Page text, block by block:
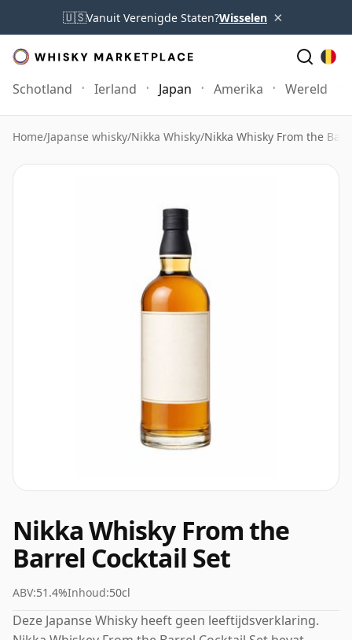
🇺🇸Vanuit Verenigde Staten?Wisselen ×
Schotland Ierland Japan Amerika Wereld
Home/Japanse whisky/Nikka Whisky/Nikka Whisky From the
Nikka Whisky From the
Barrel Cocktail Set
ABV:51.4%Inhoud:50cl
Deze Japanse Whisky heeft geen leeftijdsverklaring.